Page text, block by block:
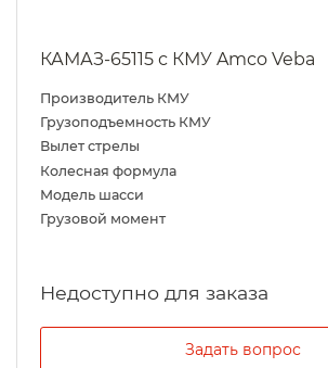
КАМАЗ-65115 с КМУ Amco Veba
Производитель КМУ
Грузоподъемность КМУ
Вылет стрелы
Колесная формула
Модель шасси
Грузовой момент
Задать вопрос